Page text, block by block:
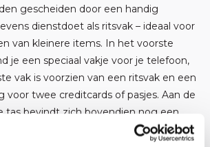
gescheiden door een handig
dienstdoet als ritsvak – ideaal voor
van kleinere items. In het voorste
je een speciaal vakje voor je telefoon,
vak is voorzien van een ritsvak en een
voor twee creditcards of pasjes. Aan de
tas bevindt zich bovendien nog een
voor spullen die je snel bij de hand